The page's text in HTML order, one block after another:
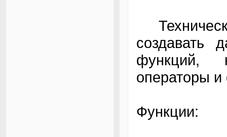
создавать
функций,
операторы
Функции: